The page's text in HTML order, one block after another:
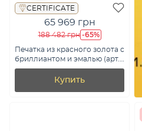
CERTIFICATE
65 969 грн
188 482 грн -65%
Печатка из красного золота с
бриллиантом и эмалью (арт.
К170074010)
Купить